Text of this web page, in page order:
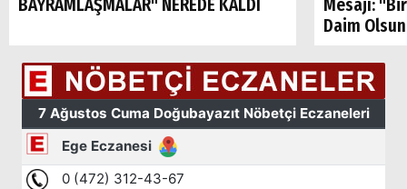
BAYRAMLAŞMALAR" NEREDE KALDI
Mesajı:
Daim
Arama
Popüler
Aramalar:
Ağrı
Doğubayazıt